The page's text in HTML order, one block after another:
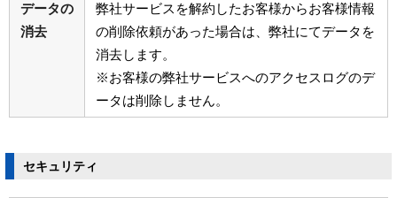
データの
消去
弊社サービスを解約したお客様からお客様情報
の削除依頼があった場合は、弊社にてデータを
消去します。
※お客様の弊社サービスへのアクセスログのデ
ータは削除しません。
セキュリティ